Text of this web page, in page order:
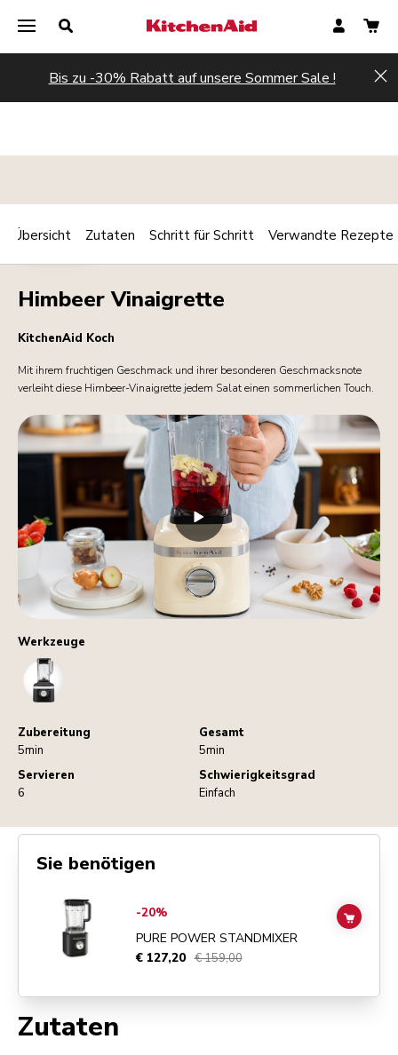
Bis zu -30% Rabatt auf unsere Sommer Sale !
Werkzeuge
Blender
Zubereitung
5min
Gesamt
5min
Servieren
6
Schwierigkeitsgrad
Einfach
DRESSING Print
Share
Himbeer Vinaigrette
KitchenAid Koch
Mit ihrem fruchtigen Geschmack und ihrer besonderen Geschmacksnote
verleiht diese Himbeer-Vinaigrette jedem Salat einen sommerlichen Touch.
Übersicht Zutaten Schritt für Schritt Verwandte Rezepte
Zutaten
Sie benötigen
Go toPure Power Standmixer
-20%
PURE POWER STANDMIXER
€ 127,20 € 159,00
ADD